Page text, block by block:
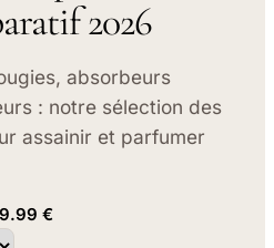
2026
absorbeurs
: notre sélection des
assainir et parfumer
€